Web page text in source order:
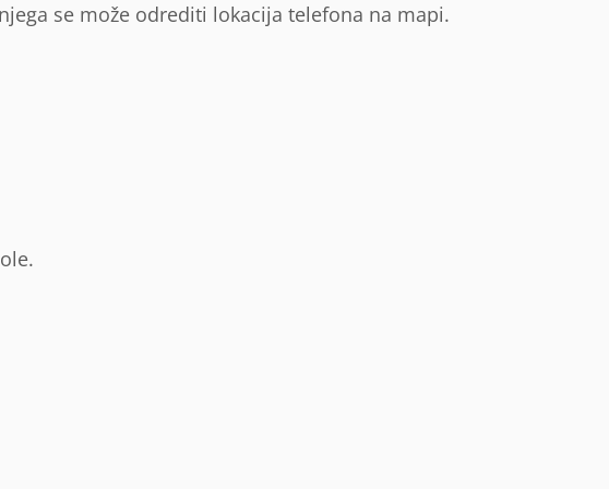
se može odrediti lokacija telefona na mapi.